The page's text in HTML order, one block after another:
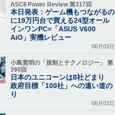
ASCII Power Review 第317回
本日発表：ゲーム機もつながるの
に19万円台で買える24型オール
インワンPC=「ASUS V600
AiO」実機レビュー
06月03日
小島寛明の「規制とテクノロジー」 第
390回
日本のユニコーンは8社どまり
政府目標「100社」への遠い道の
り
06月02日